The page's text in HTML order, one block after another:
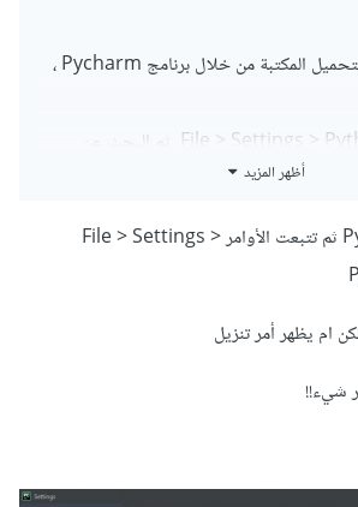
كما يمكنك ان تقوم بتحميل المكتبة من خلال برنامج Pycharm ،
File > Settings > Python interpreter ثم البحث عن
أظهر المزيد
قمت بفتح ال Pycharm ثم تتبعت الأوامر File > Settings >
ام يظهر أمر تنزيل
شيء!!